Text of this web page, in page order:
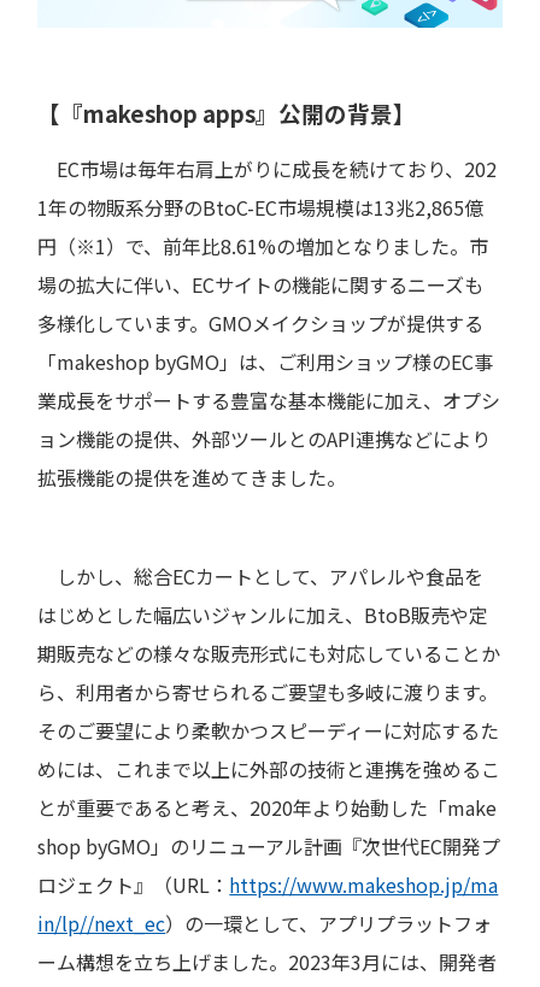
【『makeshop apps』公開の背景】
EC市場は毎年右肩上がりに成長を続けており、202
1年の物販系分野のBtoC-EC市場規模は13兆2,865億
円（※1）で、前年比8.61%の増加となりました。市
場の拡大に伴い、ECサイトの機能に関するニーズも
多様化しています。GMOメイクショップが提供する
「makeshop byGMO」は、ご利用ショップ様のEC事
業成長をサポートする豊富な基本機能に加え、オプシ
ョン機能の提供、外部ツールとのAPI連携などにより
拡張機能の提供を進めてきました。
しかし、総合ECカートとして、アパレルや食品を
はじめとした幅広いジャンルに加え、BtoB販売や定
期販売などの様々な販売形式にも対応していることか
ら、利用者から寄せられるご要望も多岐に渡ります。
そのご要望により柔軟かつスピーディーに対応するた
めには、これまで以上に外部の技術と連携を強めるこ
とが重要であると考え、2020年より始動した「make
shop byGMO」のリニューアル計画『次世代EC開発プ
ロジェクト』（URL： https://www.makeshop.jp/ma
in/lp//next_ec）の一環として、アプリプラットフォ
ーム構想を立ち上げました。2023年3月には、開発者